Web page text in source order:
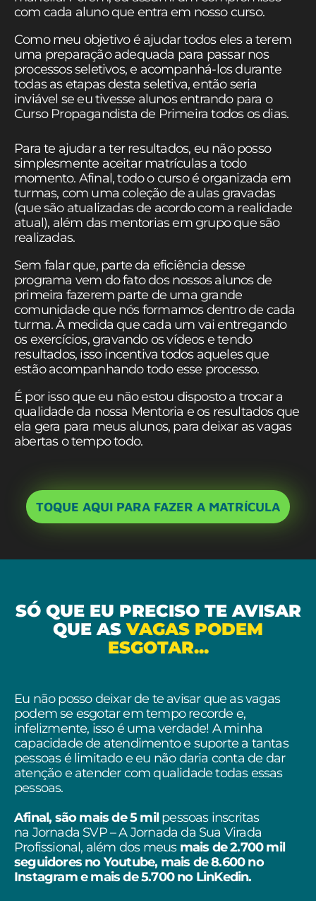
com cada aluno que entra em nosso curso.
Como meu objetivo é ajudar todos eles a terem
uma preparação adequada para passar nos
processos seletivos, e acompanhá-los durante
todas as etapas desta seletiva, então seria
inviável se eu tivesse alunos entrando para o
Curso Propagandista de Primeira todos os dias.
Para te ajudar a ter resultados, eu não posso
simplesmente aceitar matrículas a todo
momento. Afinal, todo o curso é organizada em
turmas, com uma coleção de aulas gravadas
(que são atualizadas de acordo com a realidade
atual), além das mentorias em grupo que são
realizadas.
Sem falar que, parte da eficiência desse
programa vem do fato dos nossos alunos de
primeira fazerem parte de uma grande
comunidade que nós formamos dentro de cada
turma. À medida que cada um vai entregando
os exercícios, gravando os vídeos e tendo
resultados, isso incentiva todos aqueles que
estão acompanhando todo esse processo.
É por isso que eu não estou disposto a trocar a
qualidade da nossa Mentoria e os resultados que
ela gera para meus alunos, para deixar as vagas
abertas o tempo todo.
TOQUE AQUI PARA FAZER A MATRÍCULA
SÓ QUE EU PRECISO TE AVISAR
QUE ASVAGAS PODEM
ESGOTAR...
Eu não posso deixar de te avisar que as vagas
podem se esgotar em tempo recorde e,
infelizmente, isso é uma verdade! A minha
capacidade de atendimento e suporte a tantas
pessoas é limitado e eu não daria conta de dar
atenção e atender com qualidade todas essas
pessoas.
Afinal, são mais de 5 milpessoas inscritas
na Jornada SVP – A Jornada da Sua Virada
Profissional, além dos meus mais de 2.700 mil
seguidores no Youtube, mais de 8.600 no
Instagram e mais de 5.700 no LinKedin.